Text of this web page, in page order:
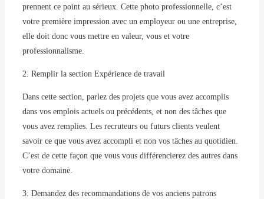
prennent ce point au sérieux. Cette photo professionnelle, c’est
votre première impression avec un employeur ou une entreprise,
elle doit donc vous mettre en valeur, vous et votre
professionnalisme.
2. Remplir la section Expérience de travail
Dans cette section, parlez des projets que vous avez accomplis
dans vos emplois actuels ou précédents, et non des tâches que
vous avez remplies. Les recruteurs ou futurs clients veulent
savoir ce que vous avez accompli et non vos tâches au quotidien.
C’est de cette façon que vous vous différencierez des autres dans
votre domaine.
3. Demandez des recommandations de vos anciens patrons